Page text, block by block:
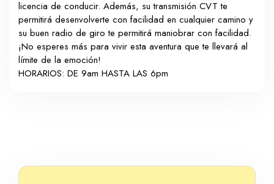
licencia de conducir. Además, su transmisión CVT te
permitirá desenvolverte con facilidad en cualquier camino y
su buen radio de giro te permitirá maniobrar con facilidad.
¡No esperes más para vivir esta aventura que te llevará al
límite de la emoción!
HORARIOS: DE 9am HASTA LAS 6pm